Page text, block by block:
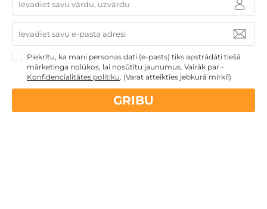
GribuAtpusties
2 naktis
Izvēlieties no288GribuAtpusties.lv atpūtas
piedāvājumiem
Vēlaties nakšņot viesnīcā un izbaudīt SPA 2 dienu
garumā? Labākie 2 nakšu piedāvājumi viesnīcās
Piekrītu, ka mani personas dati (e-pasts) tiks apstrādāti tiešā
mārketinga nolūkos, lai nosūtītu jaunumus. Vairāk par -
Konfidencialitātes politiku. (Varat atteikties jebkurā mirklī)
GRIBU